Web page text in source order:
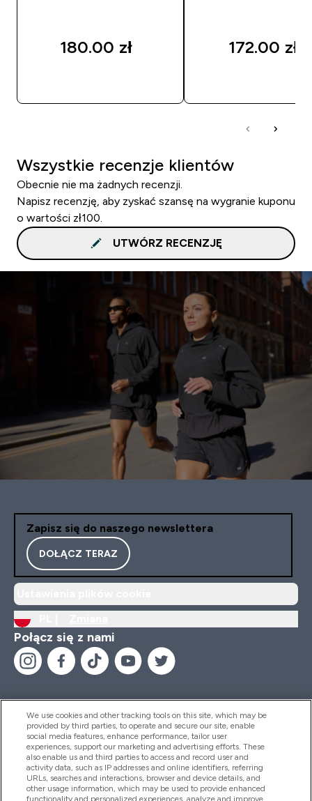
180.00 zł‎ 172.00 zł‎
Wszystkie recenzje klientów
Obecnie nie ma żadnych recenzji.
Napisz recenzję, aby zyskać szansę na wygranie kuponu
o wartości zł100.
UTWÓRZ RECENZJĘ
Zapisz się do naszego newslettera
DOŁĄCZ TERAZ
Połącz się z nami
Pomoc I Informacja
Produkty
We use cookies and other tracking tools on this site, which may be
provided by third parties, to operate and secure our site, enable
social media features, enhance performance, tailor user
experiences, support our marketing and advertising efforts. These
also enable us and third parties to access and record user and
activity data, such as IP addresses and online identifiers, referring
URLs, searches and interactions, browser and device details, and
other usage information, which may be used to provide enhanced
functionality and personalized experiences, analyze and improve